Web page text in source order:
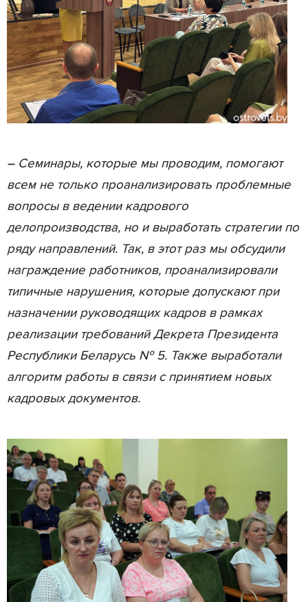
–Семинары, которые мы проводим, помогают
всем не только проанализировать проблемные
вопросы в ведении кадрового
делопроизводства, но и выработать стратегии по
ряду направлений. Так, в этот раз мы обсудили
награждение работников, проанализировали
типичные нарушения, которые допускают при
назначении руководящих кадров в рамках
реализации требований Декрета Президента
Республики Беларусь № 5. Также выработали
алгоритм работы в связи с принятием новых
кадровых документов.